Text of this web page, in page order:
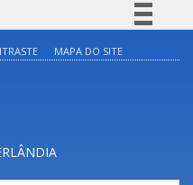
Legislação
Canais
MAPA DO SITE